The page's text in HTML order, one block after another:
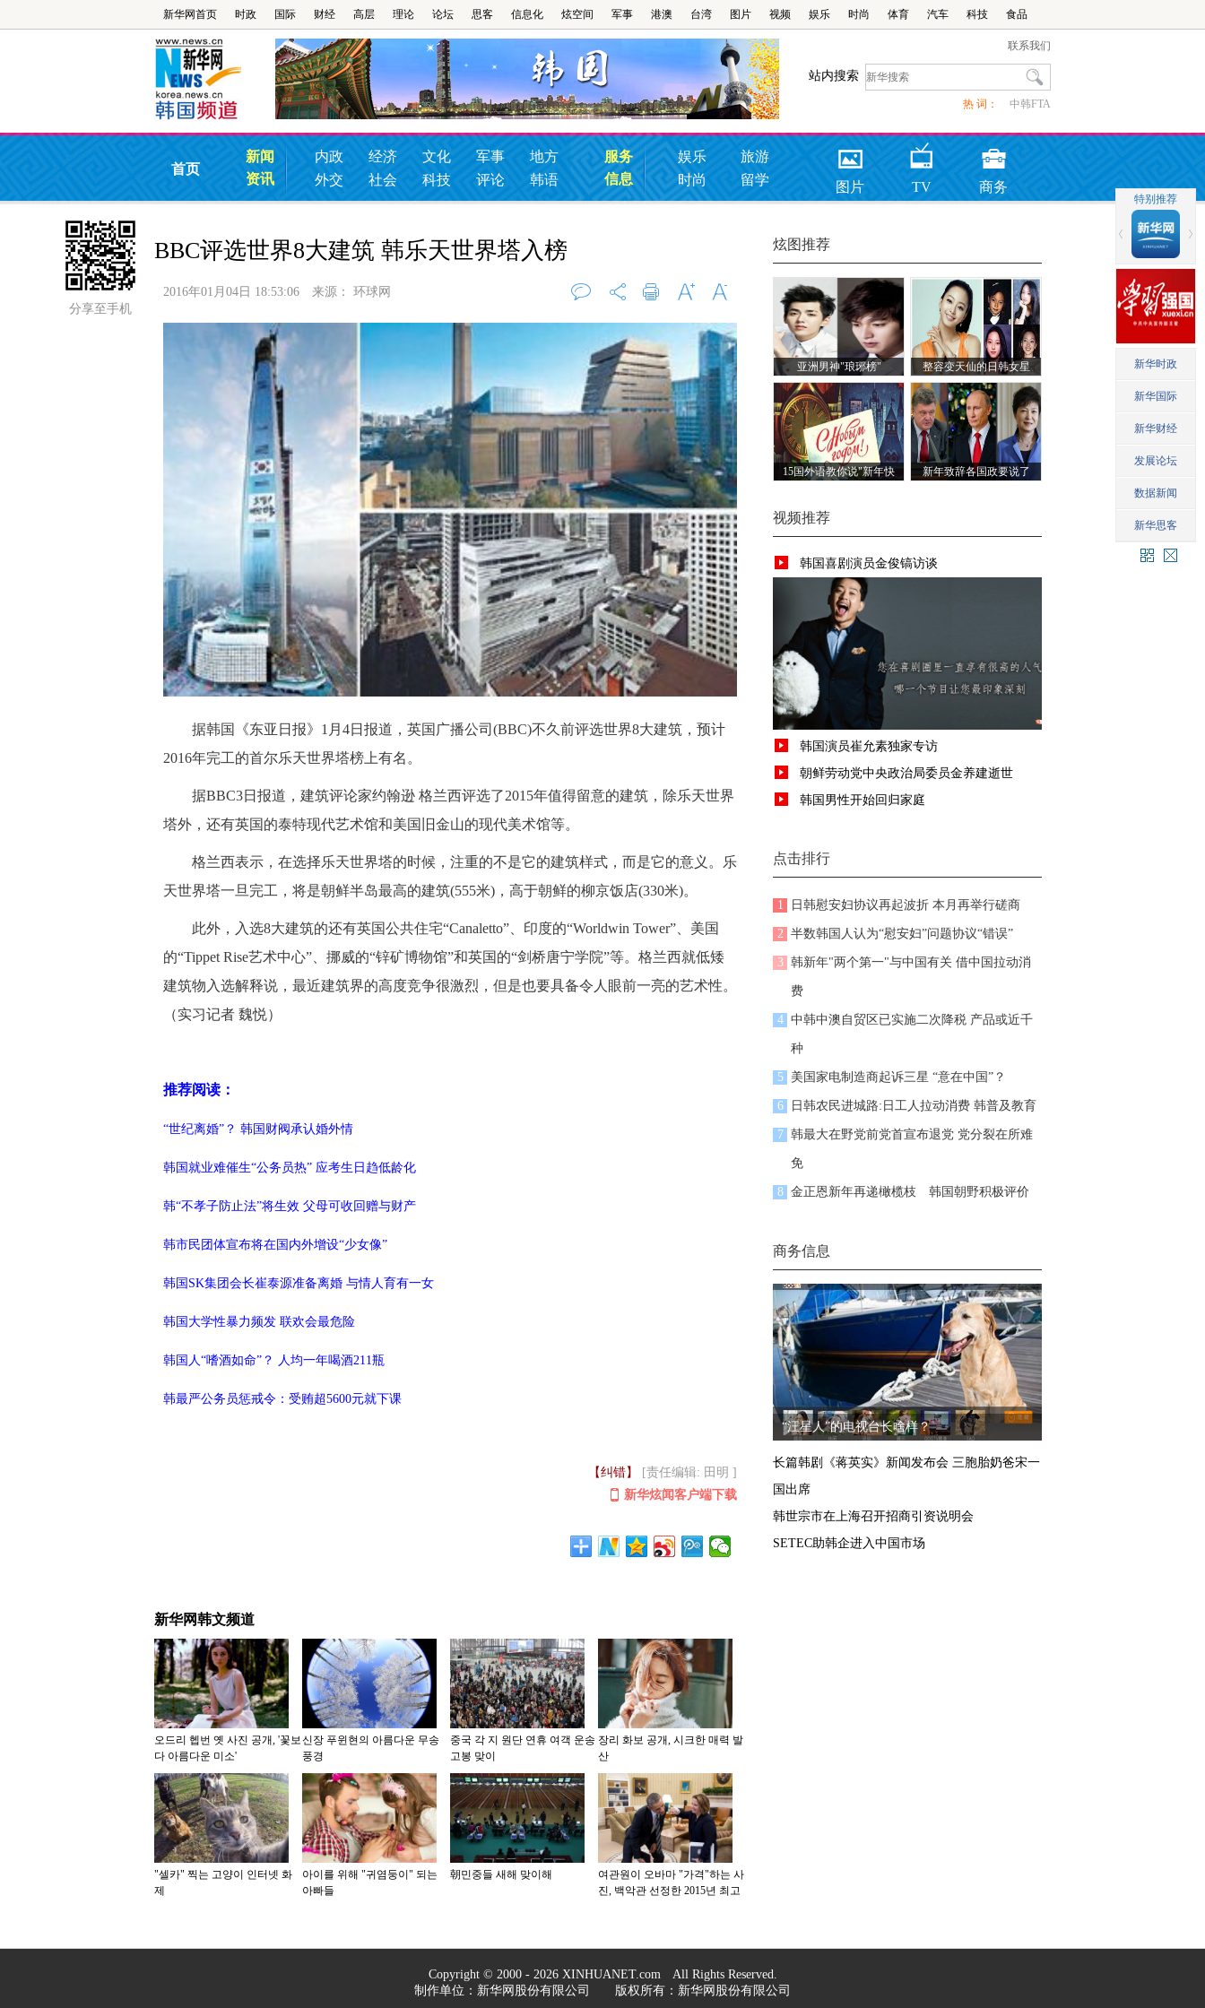
新华网首页 时政 国际 财经 高层 理论 论坛 思客 信息化 炫空间 军事 港澳 台湾 图片 视频 娱乐 时尚 体育 汽车 科技 食品
联系我们
站内搜索
热 词： 中韩FTA
首页
新闻
资讯
内政 经济 文化 军事
地方
外交
社会 科技 评论 韩语
服务
信息
娱乐
旅游
时尚
留学 图片 TV 商务
分享至手机
炫图推荐
亚洲男神"琅琊榜" 整容变天仙的日韩女星
15国外语教你说"新年快
新年致辞各国政要说了
视频推荐
韩国喜剧演员金俊镐访谈
韩国演员崔允素独家专访
朝鲜劳动党中央政治局委员金养建逝世
韩国男性开始回归家庭
点击排行
1 日韩慰安妇协议再起波折 本月再举行磋商
2 半数韩国人认为“慰安妇”问题协议“错误”
3 韩新年"两个第一"与中国有关 借中国拉动消
费
4 中韩中澳自贸区已实施二次降税 产品或近千
种
5 美国家电制造商起诉三星 “意在中国”？
6 日韩农民进城路:日工人拉动消费 韩普及教育
7 韩最大在野党前党首宣布退党 党分裂在所难
免
8 金正恩新年再递橄榄枝 韩国朝野积极评价
商务信息
“汪星人”的电视台长啥样？
长篇韩剧《蒋英实》新闻发布会 三胞胎奶爸宋一
国出席
韩世宗市在上海召开招商引资说明会
SETEC助韩企进入中国市场
BBC评选世界8大建筑 韩乐天世界塔入榜
2016年01月04日 18:53:06 来源： 环球网
字小
据韩国《东亚日报》1月4日报道，英国广播公司(BBC)不久前评选世界8大建筑，预计
2016年完工的首尔乐天世界塔榜上有名。
据BBC3日报道，建筑评论家约翰逊 格兰西评选了2015年值得留意的建筑，除乐天世界
塔外，还有英国的泰特现代艺术馆和美国旧金山的现代美术馆等。
格兰西表示，在选择乐天世界塔的时候，注重的不是它的建筑样式，而是它的意义。乐
天世界塔一旦完工，将是朝鲜半岛最高的建筑(555米)，高于朝鲜的柳京饭店(330米)。
此外，入选8大建筑的还有英国公共住宅“Canaletto”、印度的“Worldwin Tower”、美国
的“Tippet Rise艺术中心”、挪威的“锌矿博物馆”和英国的“剑桥唐宁学院”等。格兰西就低矮
建筑物入选解释说，最近建筑界的高度竞争很激烈，但是也要具备令人眼前一亮的艺术性。
（实习记者 魏悦）
推荐阅读：
“世纪离婚”？ 韩国财阀承认婚外情
韩国就业难催生“公务员热” 应考生日趋低龄化
韩“不孝子防止法”将生效 父母可收回赠与财产
韩市民团体宣布将在国内外增设“少女像”
韩国SK集团会长崔泰源准备离婚 与情人育有一女
韩国大学性暴力频发 联欢会最危险
韩国人“嗜酒如命”？ 人均一年喝酒211瓶
韩最严公务员惩戒令：受贿超5600元就下课
【纠错】
[责任编辑: 田明 ]
新华炫闻客户端下载
新华网韩文频道
오드리 헵번 옛 사진 공개, '꽃보
다 아름다운 미소'
신장 푸윈현의 아름다운 무송
풍경
중국 각 지 원단 연휴 여객 운송
고봉 맞이
장리 화보 공개, 시크한 매력 발
산
"셀카" 찍는 고양이 인터넷 화
제
아이를 위해 "귀염둥이" 되는
아빠들
朝민중들 새해 맞이해
여관원이 오바마 "가격"하는 사
진, 백악관 선정한 2015년 최고
Copyright © 2000 - 2026 XINHUANET.com All Rights Reserved.
制作单位：新华网股份有限公司 版权所有：新华网股份有限公司